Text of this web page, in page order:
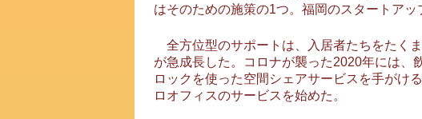
はそのための施策の1つ。福岡のスタートア
全方位型のサポートは、入居者たちをたく
が急成長した。コロナが襲った2020年には、
ロックを使った空間シェアサービスを手がけ
ロオフィスのサービスを始めた。